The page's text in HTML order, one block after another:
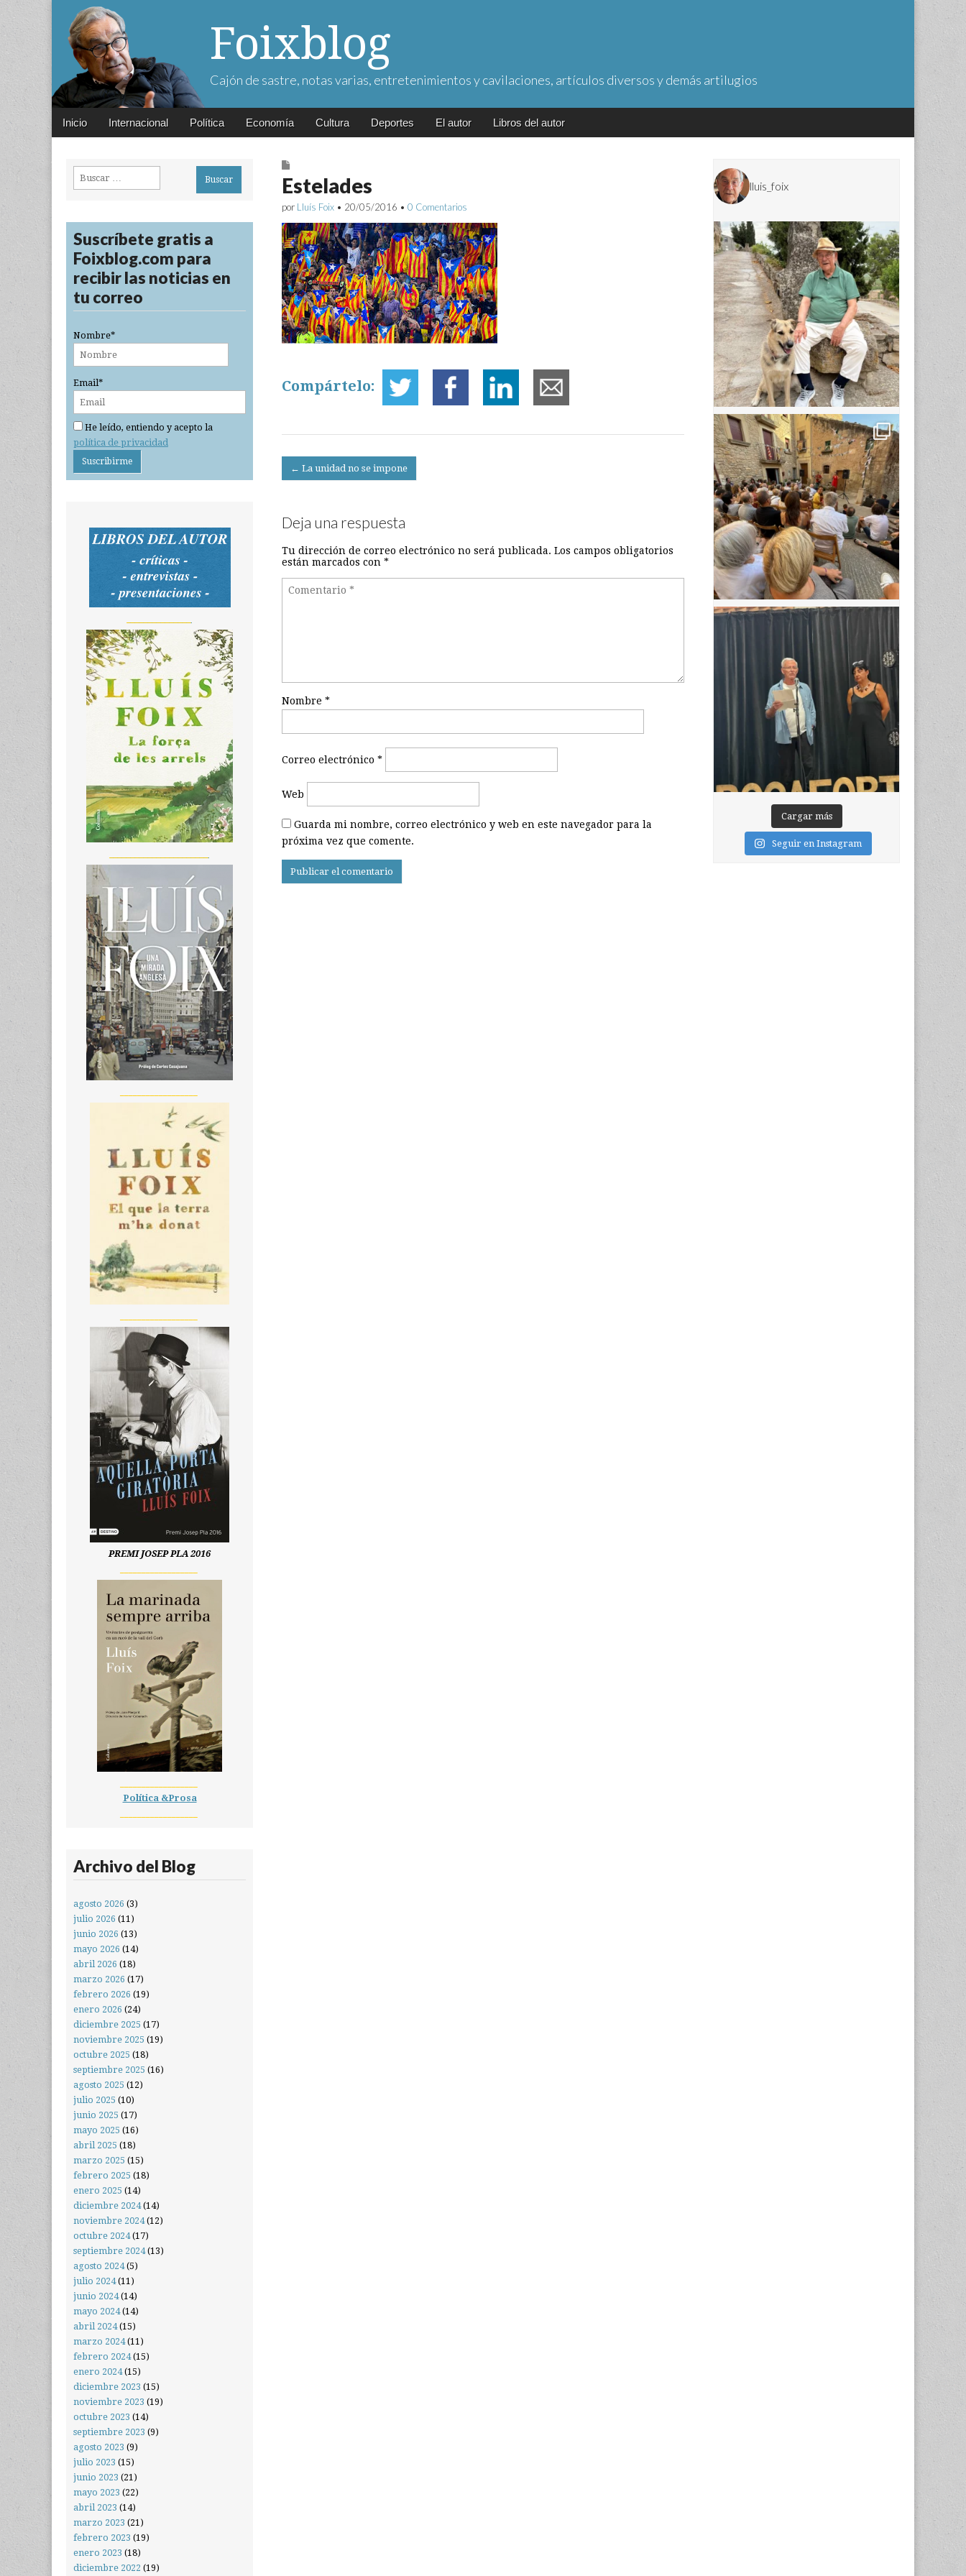
Foixblog
Cajón de sastre, notas varias, entretenimientos y cavilaciones, artículos diversos y demás artilugios
Main
Skip
Inicio Internacional Política Economía Cultura Deportes El autor Libros del autor
Estelades
por Lluís Foix • 20/05/2016 • 0 Comentarios
Compártelo:
Post
navigation
← La unidad no se impone
Deja una respuesta
Tu dirección de correo electrónico no será publicada. Los campos obligatorios
están marcados con *
Nombre *
Correo electrónico *
Web
Guarda mi nombre, correo electrónico y web en este navegador para la
próxima vez que comente.
Buscar:
Suscríbete gratis a
Foixblog.com para
recibir las noticias en
tu correo
Nombre*
Email*
He leído, entiendo y acepto la
política de privacidad
PREMI JOSEP PLA 2016
Política &Prosa
Archivo del Blog
agosto 2026 (3)
julio 2026 (11)
junio 2026 (13)
mayo 2026 (14)
abril 2026 (18)
marzo 2026 (17)
febrero 2026 (19)
enero 2026 (24)
diciembre 2025 (17)
noviembre 2025 (19)
octubre 2025 (18)
septiembre 2025 (16)
agosto 2025 (12)
julio 2025 (10)
junio 2025 (17)
mayo 2025 (16)
abril 2025 (18)
marzo 2025 (15)
febrero 2025 (18)
enero 2025 (14)
diciembre 2024(14)
noviembre 2024(12)
octubre 2024(17)
septiembre 2024(13)
agosto 2024(5)
julio 2024(11)
junio 2024(14)
mayo 2024(14)
abril 2024(15)
marzo 2024(11)
febrero 2024(15)
enero 2024(15)
diciembre 2023 (15)
noviembre 2023 (19)
octubre 2023 (14)
septiembre 2023 (9)
agosto 2023 (9)
julio 2023 (15)
junio 2023 (21)
mayo 2023 (22)
abril 2023 (14)
marzo 2023 (21)
febrero 2023 (19)
enero 2023 (18)
diciembre 2022 (19)
lluis_foix
Cargar más
Seguir en Instagram